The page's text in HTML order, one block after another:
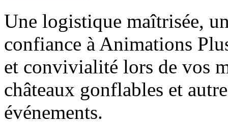
Une logistique maîtrisée,
confiance à Animations
et convivialité lors de vos
châteaux gonflables et
événements.